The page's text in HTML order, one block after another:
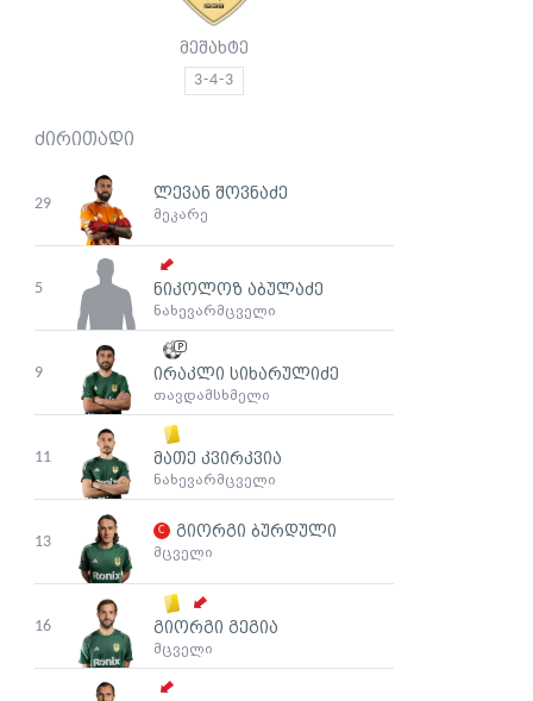
მეშახტე
3-4-3
ძირითადი
29
ლევან შოვნაძე
მეკარე
5 ნიკოლოზ აბულაძე
ნახევარმცველი
9 ირაკლი სიხარულიძე
თავდამსხმელი
11 მათე კვირკვია
ნახევარმცველი
13
გიორგი ბურდული
მცველი
16 გიორგი გეგია
მცველი